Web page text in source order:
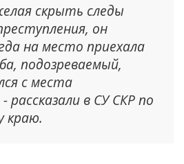
скрыть следы
он
на место приехала
подозреваемый,
с места
рассказали в СУ СКР по
краю.